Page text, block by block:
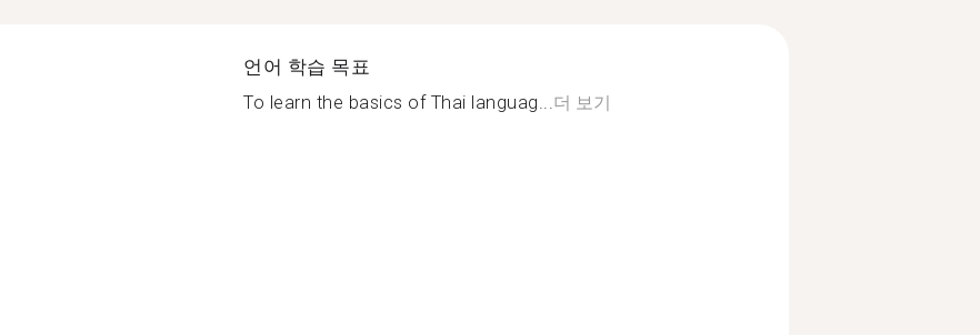
언어 학습 목표
To learn the basics of Thai languag... 더 보기